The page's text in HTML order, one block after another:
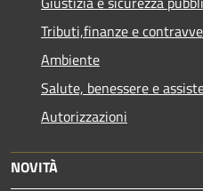
Tributi,finanze e
Ambiente
Salute, benessere e
Autorizzazioni
NOVITÀ